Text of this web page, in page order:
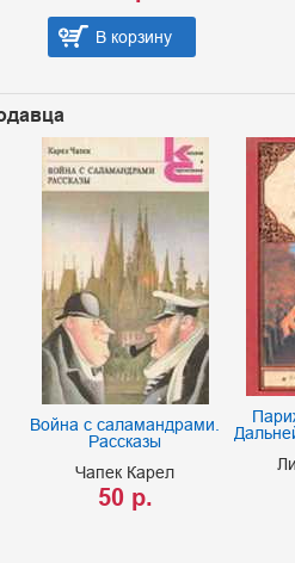
В корзину
Война с саламандрами.
Рассказы
Чапек Карел
50 р.